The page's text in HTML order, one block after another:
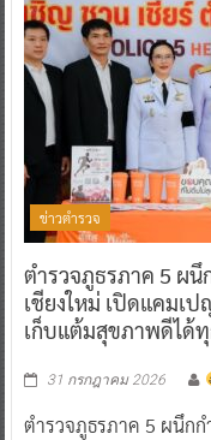
ข่าวตำรวจ
ตำรวจภูธรภาค 5 ผนึ
เชียงใหม่ เปิดแคมเ
เก็บแต้มสุขภาพดีได้
31 กรกฎาคม 2026
ตำรวจภูธรภาค 5 ผนึกก